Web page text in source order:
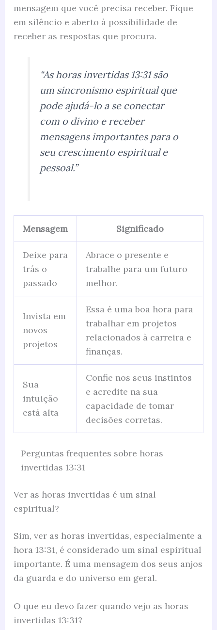
mensagem que você precisa receber. Fique
em silêncio e aberto à possibilidade de
receber as respostas que procura.
“As horas invertidas 13:31 são
um sincronismo espiritual que
pode ajudá-lo a se conectar
com o divino e receber
mensagens importantes para o
seu crescimento espiritual e
pessoal.”
Mensagem Significado
Deixe para
trás o
passado
Abrace o presente e
trabalhe para um futuro
melhor.
Invista em
novos
projetos
Essa é uma boa hora para
trabalhar em projetos
relacionados à carreira e
finanças.
Sua
intuição
está alta
Confie nos seus instintos
e acredite na sua
capacidade de tomar
decisões corretas.
Perguntas frequentes sobre horas
invertidas 13:31
Ver as horas invertidas é um sinal
espiritual?
Sim, ver as horas invertidas, especialmente a
hora 13:31, é considerado um sinal espiritual
importante. É uma mensagem dos seus anjos
da guarda e do universo em geral.
O que eu devo fazer quando vejo as horas
invertidas 13:31?